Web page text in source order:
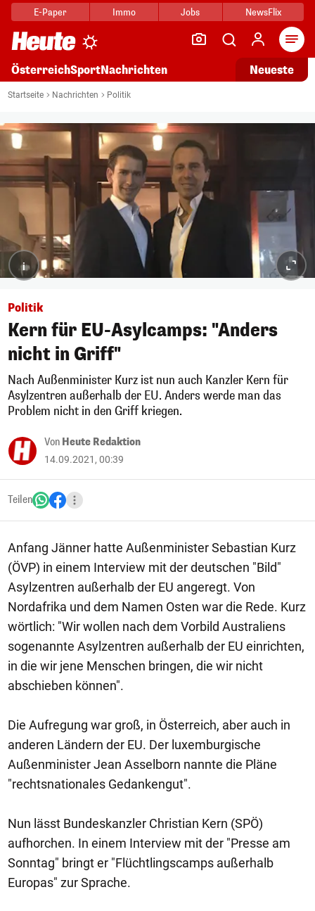
E-Paper Immo Jobs NewsFlix
ÖsterreichSportNachrichten Neueste
Startseite Nachrichten Politik
i
Politik
Kern für EU-Asylcamps: "Anders
nicht in Griff"
Nach Außenminister Kurz ist nun auch Kanzler Kern für
Asylzentren außerhalb der EU. Anders werde man das
Problem nicht in den Griff kriegen.
Von Heute Redaktion
14.09.2021, 00:39
Teilen
Anfang Jänner hatte Außenminister Sebastian Kurz
(ÖVP) in einem Interview mit der deutschen "Bild"
Asylzentren außerhalb der EU angeregt. Von
Nordafrika und dem Namen Osten war die Rede. Kurz
wörtlich: "Wir wollen nach dem Vorbild Australiens
sogenannte Asylzentren außerhalb der EU einrichten,
in die wir jene Menschen bringen, die wir nicht
abschieben können".
Die Aufregung war groß, in Österreich, aber auch in
anderen Ländern der EU. Der luxemburgische
Außenminister Jean Asselborn nannte die Pläne
"rechtsnationales Gedankengut".
Nun lässt Bundeskanzler Christian Kern (SPÖ)
aufhorchen. In einem Interview mit der "Presse am
Sonntag" bringt er "Flüchtlingscamps außerhalb
Europas" zur Sprache.